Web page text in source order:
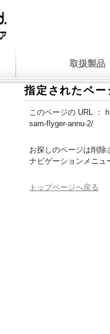
取扱製品
指定されたペー
このページの URL ：
sam-flyger-annu-2/
お探しのページは削除
ナビゲーションメニュ
トップページへ戻る